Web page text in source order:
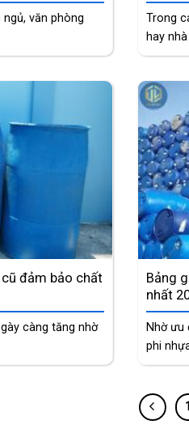
văn phòng
Trong
hay
đảm bảo chất
càng tăng nhờ
Bảng
nhất
Nhờ ưu
phi
1